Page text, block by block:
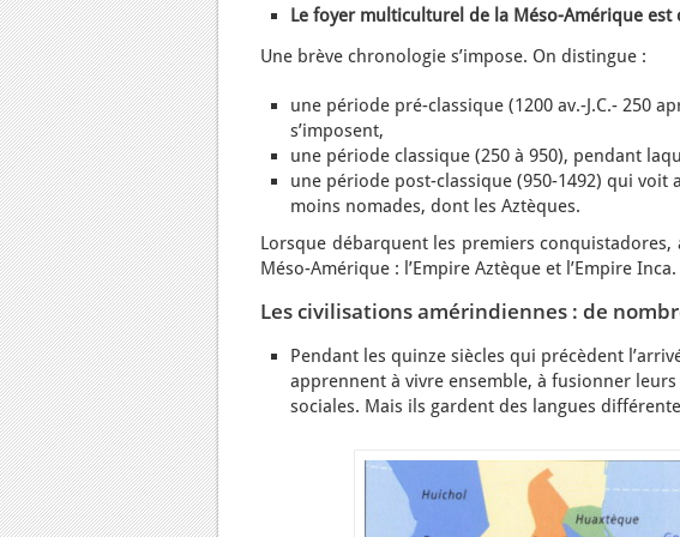
Le foyer multiculturel de la Méso-Amérique
Une brève chronologie s’impose. On distingue :
une période pré-classique (1200 av.-J.C.- 250
s’imposent,
une période classique (250 à 950), pendant
une période post-classique (950-1492) qui
moins nomades, dont les Aztèques.
Lorsque débarquent les premiers
Méso-Amérique : l’Empire Aztèque et l’Empire Inca.
Les civilisations amérindiennes : de
Pendant les quinze siècles qui précèdent
apprennent à vivre ensemble, à fusionner
sociales. Mais ils gardent des langues